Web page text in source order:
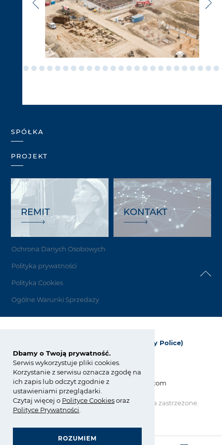
Dbamy o Twoją prywatność.
Serwis wykorzystuje pliki cookies.
Korzystanie z serwisu oznacza zgodę na
ich zapis lub odczyt zgodnie z
ustawieniami przeglądarki.
Czytaj więcej o PolityceCookiesoraz
Polityce Prywatności
ROZUMIEM
SPÓŁKA
PROJEKT
REMIT KONTAKT
Ochrona Danych Osobowych
Polityka prywatności
Polityka Cookies
Ogólne Warunki Sprzedaży
Grupa Azoty Polyolefins (Polimery Police)
ul. Kuźnicka 1
72-010 Police; Polska
info_polyolefins@grupaazoty.com
Copyright © Grupa Azoty. Wszelkie prawa zastrzeżone.